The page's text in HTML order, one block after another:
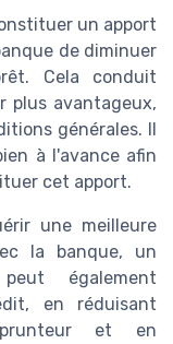
un apport
de diminuer
Cela conduit
plus avantageux,
générales. Il
à l'avance afin
cet apport.
une meilleure
la banque, un
également
en réduisant
et en